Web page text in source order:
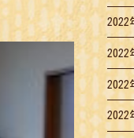
2022
2022
2022
2022